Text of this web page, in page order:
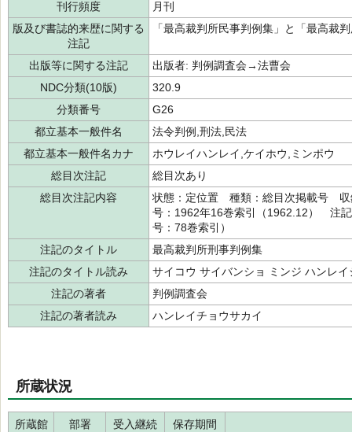
刊行頻度
月刊
版及び書誌的来歴に関する
注記
「最高裁判所民事判例集」と「最高裁
出版等に関する注記
出版者: 判例調査会→法曹会
NDC分類(10版)
320.9
分類番号
G26
都立基本一般件名
法令判例,刑法,民法
都立基本一般件名カナ
ホウレイハンレイ,ケイホウ,ミンポウ
総目次注記
総目次あり
総目次注記内容
状態：定位置 種類：総目次掲載号
号：1962年16巻索引（1962.12） 注
号：78巻索引）
注記のタイトル
最高裁判所刑事判例集
注記のタイトル読み
サイコウ サイバンショ ミンジ ハンレイ
注記の著者
判例調査会
注記の著者読み
ハンレイチョウサカイ
所蔵状況
所蔵館 部署 受入継続
保存期間